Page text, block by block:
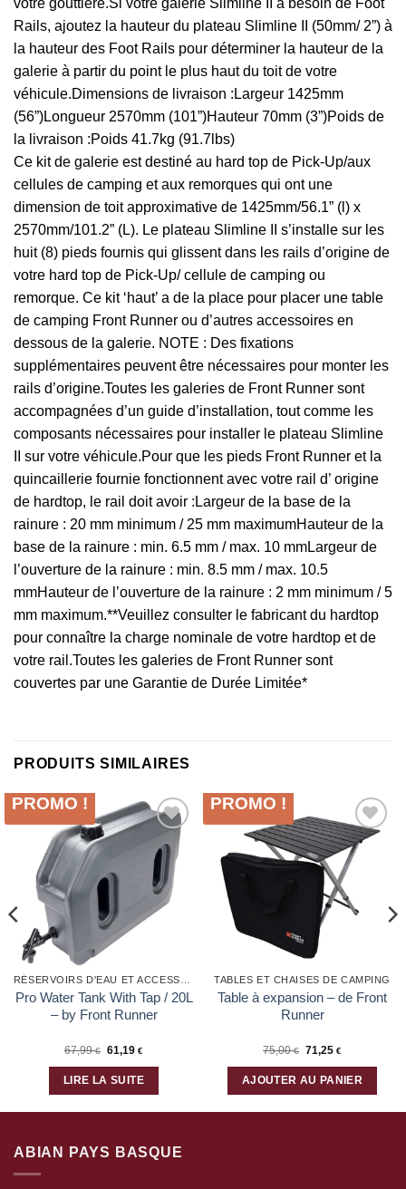
Rails, ajoutez la hauteur du plateau Slimline II (50mm/ 2”) à
la hauteur des Foot Rails pour déterminer la hauteur de la
galerie à partir du point le plus haut du toit de votre
véhicule.Dimensions de livraison :Largeur 1425mm
(56”)Longueur 2570mm (101”)Hauteur 70mm (3”)Poids de
la livraison :Poids 41.7kg (91.7lbs)
Ce kit de galerie est destiné au hard top de Pick-Up/aux
cellules de camping et aux remorques qui ont une
dimension de toit approximative de 1425mm/56.1” (l) x
2570mm/101.2” (L). Le plateau Slimline II s’installe sur les
huit (8) pieds fournis qui glissent dans les rails d’origine de
votre hard top de Pick-Up/ cellule de camping ou
remorque. Ce kit ‘haut’ a de la place pour placer une table
de camping Front Runner ou d’autres accessoires en
dessous de la galerie. NOTE : Des fixations
supplémentaires peuvent être nécessaires pour monter les
rails d’origine.Toutes les galeries de Front Runner sont
accompagnées d’un guide d’installation, tout comme les
composants nécessaires pour installer le plateau Slimline
II sur votre véhicule.Pour que les pieds Front Runner et la
quincaillerie fournie fonctionnent avec votre rail d’ origine
de hardtop, le rail doit avoir :Largeur de la base de la
rainure : 20 mm minimum / 25 mm maximumHauteur de la
base de la rainure : min. 6.5 mm / max. 10 mmLargeur de
l’ouverture de la rainure : min. 8.5 mm / max. 10.5
mmHauteur de l’ouverture de la rainure : 2 mm minimum / 5
mm maximum.**Veuillez consulter le fabricant du hardtop
pour connaître la charge nominale de votre hardtop et de
votre rail.Toutes les galeries de Front Runner sont
couvertes par une Garantie de Durée Limitée*
PRODUITS SIMILAIRES
Ajouter
à la liste
d’envies
PROMO !
Pro Water Tank With Tap / 20L
– by Front Runner
67,99€ 61,19 €
LIRE LA SUITE
Ajouter
à la liste
PROMO !
TABLES ET CHAISES DE CAMPING
Table à expansion – de Front
Runner
75,00€
Le
prix
75,00 €.
71,25 €Le
prix
71,25 €.
AJOUTER AU PANIER
ABIAN PAYS BASQUE